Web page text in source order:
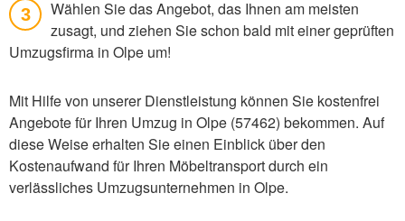
3
Wählen Sie das Angebot, das Ihnen am meisten
zusagt, und ziehen Sie schon bald mit einer geprüften
Umzugsfirma in Olpe um!
Mit Hilfe von unserer Dienstleistung können Sie kostenfrei
Angebote für Ihren Umzug in Olpe (57462) bekommen. Auf
diese Weise erhalten Sie einen Einblick über den
Kostenaufwand für Ihren Möbeltransport durch ein
verlässliches Umzugsunternehmen in Olpe.